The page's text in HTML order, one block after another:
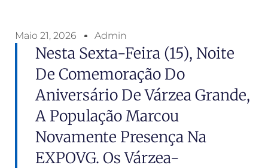
Maio 21, 2026 Admin
Nesta Sexta-Feira (15), Noite
De Comemoração Do
Aniversário De Várzea Grande,
A População Marcou
Novamente Presença Na
EXPOVG. Os Várzea-